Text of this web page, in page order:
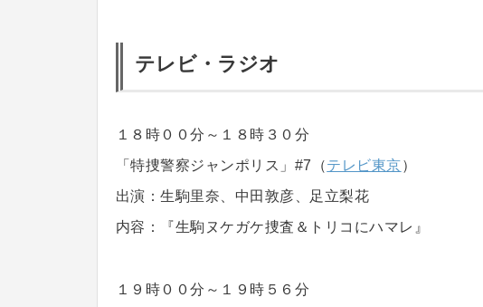
テレビ・ラジオ
１８時００分～１８時３０分
「特捜警察ジャンポリス」#7（テレビ東京）
出演：生駒里奈、中田敦彦、足立梨花
内容：『生駒ヌケガケ捜査＆トリコにハマレ』
１９時００分～１９時５６分